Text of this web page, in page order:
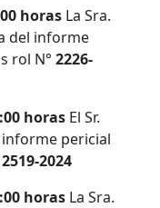
horas La Sra.
del informe
rol N° 2226-
horas El Sr.
pericial
2519-2024
horas La Sra.